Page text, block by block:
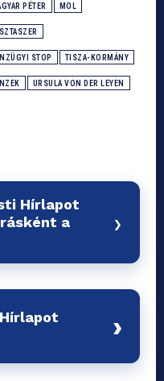
PÉTER MOL
STOP TISZA-KORMÁNY
URSULA VON DER LEYEN
Hírlapot
a
›
›